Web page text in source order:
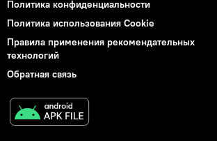
Политика конфиденциальности
Политика использования Cookie
Правила применения рекомендательных
технологий
Обратная связь